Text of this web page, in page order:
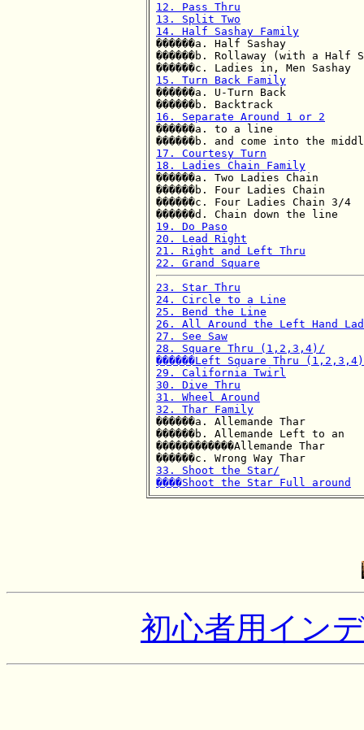
12. Pass Thru
13. Split Two
14. Half Sashay Family
������a. Half Sashay
������b. Rollaway (with a Half
15. Turn Back Family
������a. U-Turn Back
16. Separate Around 1 or 2
������a. to a line
17. Courtesy Turn
18. Ladies Chain Family
������a. Two Ladies Chain
������b. Four Ladies Chain
������c. Four Ladies Chain 3/4
19. Do Paso
20. Lead Right
21. Right and Left Thru
22. Grand Square
23. Star Thru
24. Circle to a Line
25. Bend the Line
26. All Around the Left Hand
27. See Saw
28. Square Thru (1,2,3,4)/
������Left Square Thru (1,2,3,4)
29. California Twirl
30. Dive Thru
31. Wheel Around
32. Thar Family
������a. Allemande Thar
������b. Allemande Left to an
������������Allemande Thar
33. Shoot the Star/
����Shoot the Star Full around
初心者用イン